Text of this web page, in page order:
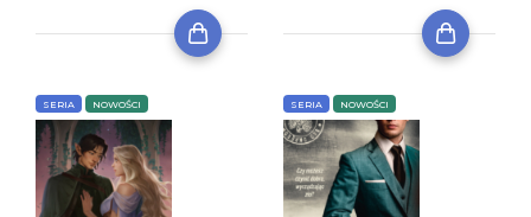
SERIA NOWOŚCI SERIA NOWOŚCI